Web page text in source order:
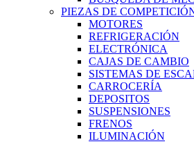
PIEZAS DE
MOTORES
REFRIGERACIÓN
ELECTRÓNICA
CAJAS DE CAMBIO
SISTEMAS DE
CARROCERÍA
DEPOSITOS
SUSPENSIONES
FRENOS
ILUMINACIÓN